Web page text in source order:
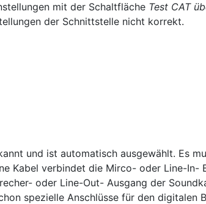
mit der Schaltfläche Test CAT
der Schnittstelle nicht korrekt.
und ist automatisch ausgewählt. Es
Kabel verbindet die Mirco- oder Line-In-
oder Line-Out- Ausgang der
spezielle Anschlüsse für den digitalen